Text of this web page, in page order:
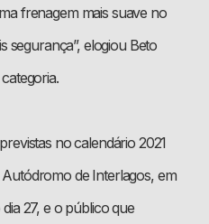
frenagem mais suave no
segurança”, elogiou Beto
no calendário 2021
de Interlagos, em
27, e o público que